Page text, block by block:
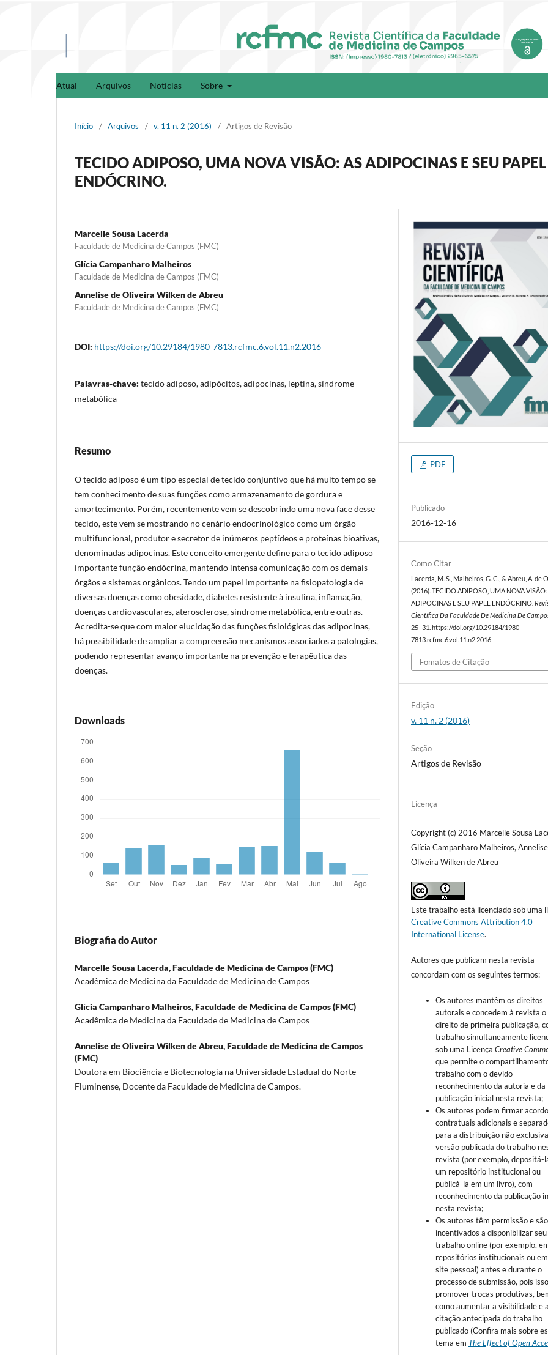
Atual Arquivos Notícias Sobre
Início / Arquivos / v. 11 n. 2 (2016) / Artigos de Revisão
TECIDO ADIPOSO, UMA NOVA VISÃO: AS ADIPOCINAS E SEU PAPEL
ENDÓCRINO.
Marcelle Sousa Lacerda
Faculdade de Medicina de Campos (FMC)
Glícia Campanharo Malheiros
Faculdade de Medicina de Campos (FMC)
Annelise de Oliveira Wilken de Abreu
Faculdade de Medicina de Campos (FMC)
DOI: https://doi.org/10.29184/1980-7813.rcfmc.6.vol.11.n2.2016
Palavras-chave: tecido adiposo, adipócitos, adipocinas, leptina, síndrome
metabólica
Resumo
O tecido adiposo é um tipo especial de tecido conjuntivo que há muito tempo se
tem conhecimento de suas funções como armazenamento de gordura e
amortecimento. Porém, recentemente vem se descobrindo uma nova face desse
tecido, este vem se mostrando no cenário endocrinológico como um órgão
multifuncional, produtor e secretor de inúmeros peptídeos e proteínas bioativas,
denominadas adipocinas. Este conceito emergente define para o tecido adiposo
importante função endócrina, mantendo intensa comunicação com os demais
órgãos e sistemas orgânicos. Tendo um papel importante na fisiopatologia de
diversas doenças como obesidade, diabetes resistente à insulina, inflamação,
doenças cardiovasculares, aterosclerose, síndrome metabólica, entre outras.
Acredita-se que com maior elucidação das funções fisiológicas das adipocinas,
há possibilidade de ampliar a compreensão mecanismos associados a patologias,
podendo representar avanço importante na prevenção e terapêutica das
doenças.
Downloads
Biografia do Autor
Marcelle Sousa Lacerda,Faculdade de Medicina de Campos (FMC)
Acadêmica de Medicina da Faculdade de Medicina de Campos
Glícia Campanharo Malheiros,Faculdade de Medicina de Campos (FMC)
Acadêmica de Medicina da Faculdade de Medicina de Campos
Annelise de Oliveira Wilken de Abreu,Faculdade de Medicina de Campos
(FMC)
Doutora em Biociência e Biotecnologia na Universidade Estadual do Norte
Fluminense, Docente da Faculdade de Medicina de Campos.
PDF
Publicado
2016-12-16
Como Citar
Lacerda, M. S., Malheiros, G. C., & Abreu, A. de
(2016). TECIDO ADIPOSO, UMA NOVA VISÃO:
ADIPOCINAS E SEU PAPEL ENDÓCRINO.
Científica Da Faculdade De Medicina De
25–31. https://doi.org/10.29184/1980-
7813.rcfmc.6.vol.11.n2.2016
Fomatos de Citação
Edição
v. 11 n. 2 (2016)
Seção
Artigos de Revisão
Licença
Copyright (c) 2016 Marcelle Sousa
Glícia Campanharo Malheiros,
Oliveira Wilken de Abreu
Este trabalho está licenciado sob uma
Creative Commons Attribution 4.0
International License.
Autores que publicam nesta revista
concordam com os seguintes termos:
Os autores mantêm os direitos
autorais e concedem à revista o
direito de primeira publicação,
trabalho simultaneamente
sob uma LicençaCreative
que permite o
trabalho com o devido
reconhecimento da autoria e da
publicação inicial nesta revista;
Os autores podem firmar
contratuais adicionais e
para a distribuição não
versão publicada do trabalho
revista (por exemplo, depositá-
um repositório institucional ou
publicá-la em um livro), com
reconhecimento da publicação
nesta revista;
Os autores têm permissão e são
incentivados a disponibilizar seu
trabalho online (por exemplo,
repositórios institucionais ou
site pessoal) antes e durante o
processo de submissão, pois
promover trocas produtivas,
como aumentar a visibilidade e a
citação antecipada do trabalho
publicado (Confira mais sobre
tema emThe Effect of Open